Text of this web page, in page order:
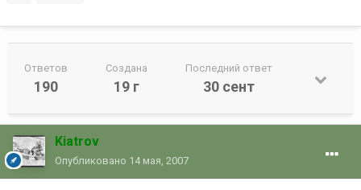
Ответов
190
Создана
19 г
Последний ответ
30 сент
Kiatrov
Опубликовано 14 мая, 2007